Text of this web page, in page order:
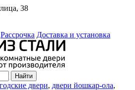
38
Рассрочка Доставка и установка
двери, двери йошкар-ола,